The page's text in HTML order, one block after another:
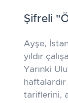
Şifreli
Ayşe,
yıldır
Yarınki
haftalardır
tariflerini,